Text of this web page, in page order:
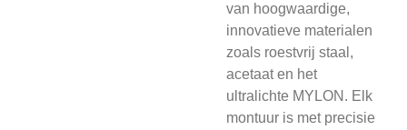
van hoogwaardige,
innovatieve materialen
zoals roestvrij staal,
acetaat en het
ultralichte MYLON. Elk
montuur is met precisie